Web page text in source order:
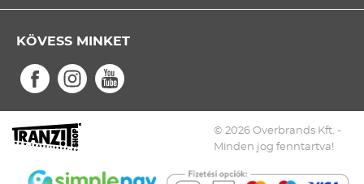
KÖVESS MINKET
© 2026 Overbrands Kft. -
Minden jog fenntartva!